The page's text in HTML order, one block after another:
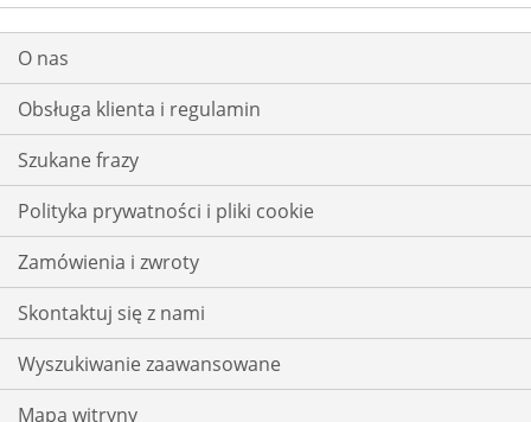
O nas
Obsługa klienta i regulamin
Szukane frazy
Polityka prywatności i pliki cookie
Zamówienia i zwroty
Skontaktuj się z nami
Wyszukiwanie zaawansowane
Mapa witryny